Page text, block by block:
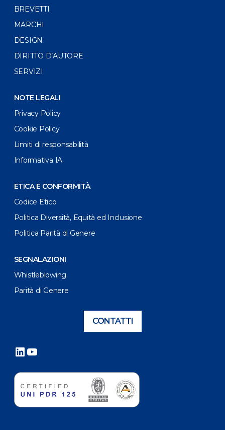
BREVETTI
MARCHI
DESIGN
DIRITTO D’AUTORE
SERVIZI
NOTE LEGALI
Privacy Policy
Cookie Policy
Limiti di responsabilità
Informativa IA
ETICA E CONFORMITÀ
Codice Etico
Politica Diversità, Equità ed Inclusione
Politica Parità di Genere
SEGNALAZIONI
Whistleblowing
Parità di Genere
CONTATTI
LinkedIn
YouTube